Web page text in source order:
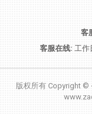
客
客服在线:工作
版权所有 Copyright ©